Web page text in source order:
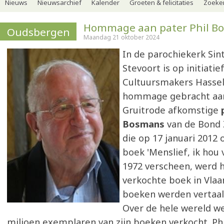
Nieuws Nieuwsarchief Kalender Groeten & felicitaties
Oudsbergen Hommage aan pater Phil
Maandag 21 oktober 2024
In de parochiekerk
Stevoort is op
Cultuursmakers
hommage gebracht
Gruitrode afkomstige
Bosmans van de
die op 17 januari 2012
boek 'Menslief, ik hou
1972 verscheen, werd
verkochte boek in
boeken werden
Over de hele wereld